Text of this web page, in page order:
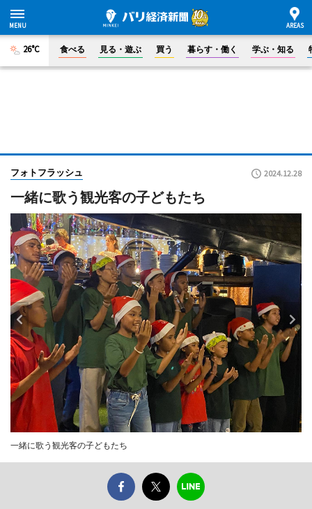
26°C 食べる 見る・遊ぶ 買う 暮らす・働く 学ぶ・知る
フォトフラッシュ 2024.12.28
一緒に歌う観光客の子どもたち
一緒に歌う観光客の子どもたち